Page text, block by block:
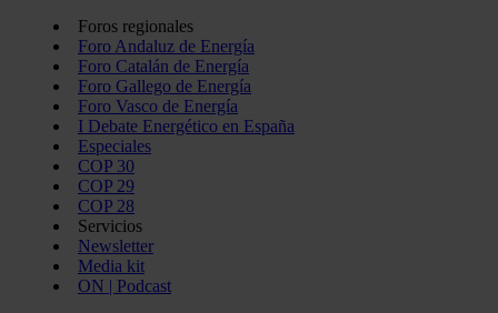
Foros regionales
Foro Andaluz de Energía
Foro Catalán de Energía
Foro Gallego de Energía
Foro Vasco de Energía
I Debate Energético en España
Especiales
COP 30
COP 29
COP 28
Servicios
Newsletter
Media kit
ON | Podcast